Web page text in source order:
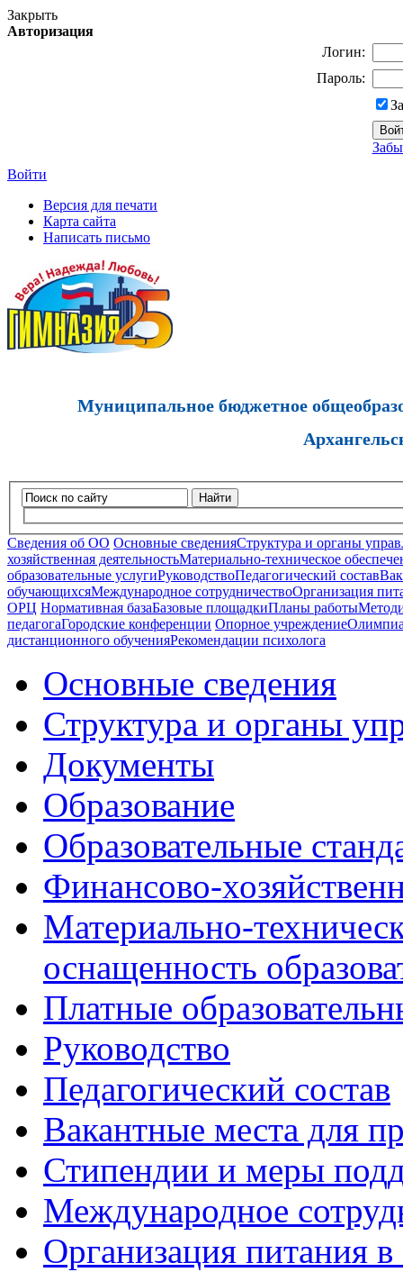
Закрыть
Авторизация
Логин:
Пароль:
Войти
Версия для печати
Карта сайта
Написать письмо
Муниципальное бюджетное
Найти
Сведения об ОО Основные сведенияСтруктура и органы
хозяйственная деятельностьМатериально-техническое
образовательные услугиРуководствоПедагогический состав
обучающихсяМеждународное сотрудничествоОрганизация
ОРЦ Нормативная базаБазовые площадкиПланы работы
педагогаГородские конференции Опорное учреждение
дистанционного обученияРекомендации психолога
Основные сведения
Структура и органы
Документы
Образование
Образовательные
Финансово-
Материально-
оснащенность
Платные
Руководство
Педагогический состав
Вакантные места для
Стипендии и меры
Международное
Организация питания в